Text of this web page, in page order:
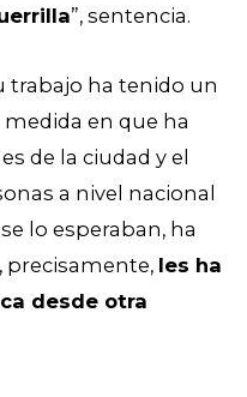
”, sentencia.
trabajo ha tenido un
en que ha
de la ciudad y el
a nivel nacional
lo esperaban, ha
precisamente, les ha
desde otra